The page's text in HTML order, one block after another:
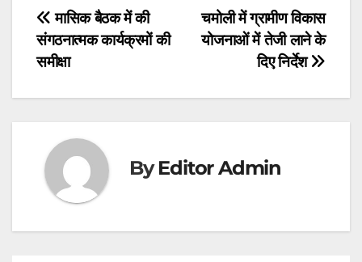
e
b
o
s
A
gr
a
Post
navigation
चमोली में ग्रामीण विकास
योजनाओं में तेजी लाने के
दिए निर्देश
मासिक बैठक में की
संगठनात्मक कार्यक्रमों की
समीक्षा
ByEditor Admin